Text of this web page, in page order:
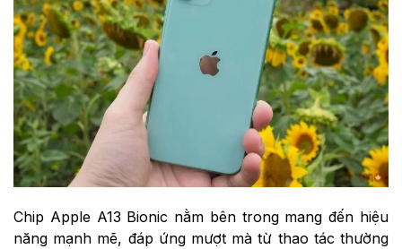
Chip Apple A13 Bionic nằm bên trong mang đến hiệu
năng mạnh mẽ, đáp ứng mượt mà từ thao tác thường